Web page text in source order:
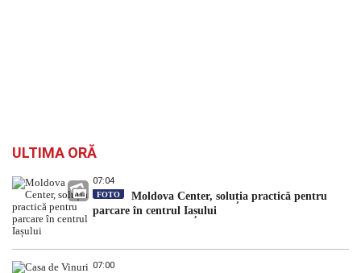
ULTIMA ORĂ
07:04
FOTO
Moldova Center, soluția practică pentru
parcare în centrul Iașului
07:00